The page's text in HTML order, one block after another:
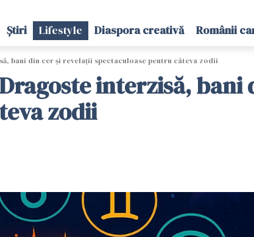
Știri Lifestyle Diaspora creativă Românii
bani din cer și revelații spectaculoase pentru câteva zodii
interzisă,
zodii